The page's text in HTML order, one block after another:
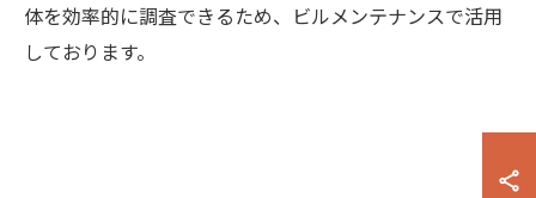
体を効率的に調査できるため、ビルメンテナンスで活用
しております。
お問い合わせはこちら